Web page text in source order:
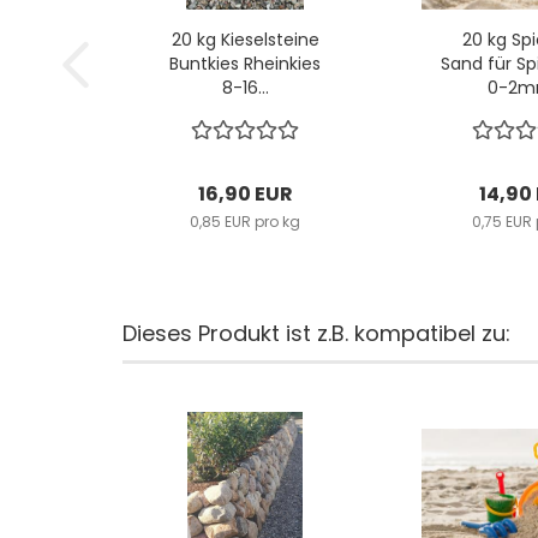
20 kg Kieselsteine
Buntkies Rheinkies
8-16...
16,90 EUR
0,85 EUR pro kg
20 kg
Sand für
0-
14,90
0,75
Dieses Produkt ist z.B. kompatibel zu: